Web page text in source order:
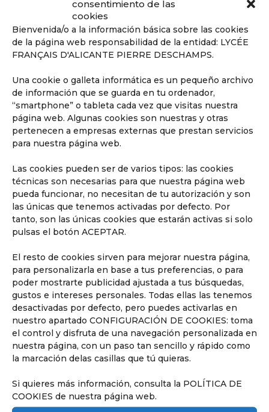
consentimiento de las
cookies
Bienvenida/o a la información básica sobre las cookies
de la página web responsabilidad de la entidad: LYCÉE
FRANÇAIS D'ALICANTE PIERRE DESCHAMPS.
Una cookie o galleta informática es un pequeño archivo
de información que se guarda en tu ordenador,
“smartphone” o tableta cada vez que visitas nuestra
página web. Algunas cookies son nuestras y otras
pertenecen a empresas externas que prestan servicios
para nuestra página web.
Las cookies pueden ser de varios tipos: las cookies
técnicas son necesarias para que nuestra página web
pueda funcionar, no necesitan de tu autorización y son
las únicas que tenemos activadas por defecto. Por
tanto, son las únicas cookies que estarán activas si solo
pulsas el botón ACEPTAR.
El resto de cookies sirven para mejorar nuestra página,
para personalizarla en base a tus preferencias, o para
poder mostrarte publicidad ajustada a tus búsquedas,
gustos e intereses personales. Todas ellas las tenemos
desactivadas por defecto, pero puedes activarlas en
nuestro apartado CONFIGURACIÓN DE COOKIES: toma
el control y disfruta de una navegación personalizada en
nuestra página, con un paso tan sencillo y rápido como
la marcación delas casillas que tú quieras.
Si quieres más información, consulta la POLÍTICA DE
COOKIES de nuestra página web.
Hasta los 18 años, preparados para
obtener el Baccalauréat.
Descubrir
Nuestros Servicios
Descubre todos los servicios que